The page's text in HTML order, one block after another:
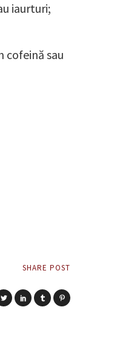
iaurturi;
cofeină sau
SHARE POST